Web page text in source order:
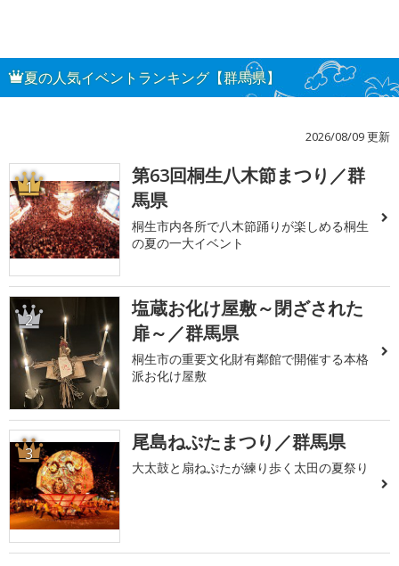
夏の人気イベントランキング【群馬県】
2026/08/09 更新
1
第63回桐生八木節まつり／群
馬県
桐生市内各所で八木節踊りが楽しめる桐生
の夏の一大イベント
2
塩蔵お化け屋敷～閉ざされた
扉～／群馬県
桐生市の重要文化財有鄰館で開催する本格
派お化け屋敷
3 尾島ねぷたまつり／群馬県
大太鼓と扇ねぷたが練り歩く太田の夏祭り